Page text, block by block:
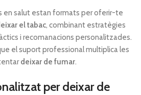
en salut estan formats per oferir-te
el tabac, combinant estratègies
i recomanacions personalitzades.
el suport professional multiplica les
deixar de fumar.
per deixar de